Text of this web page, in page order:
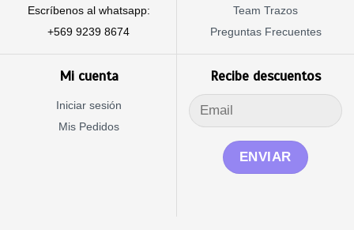
Escríbenos al whatsapp:
+569 9239 8674
Team Trazos
Preguntas Frecuentes
Mi cuenta
Iniciar sesión
Mis Pedidos
Recibe descuentos